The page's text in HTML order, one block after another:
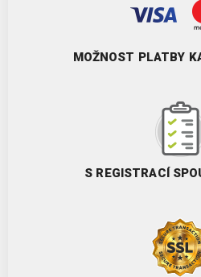
MOŽNOST PLATBY
S REGISTRACÍ